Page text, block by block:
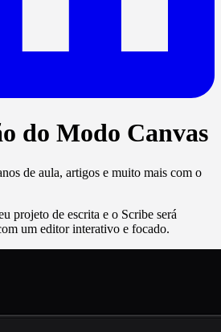
do Modo Canvas
de aula, artigos e muito mais com o
projeto de escrita e o Scribe será
um editor interativo e focado.